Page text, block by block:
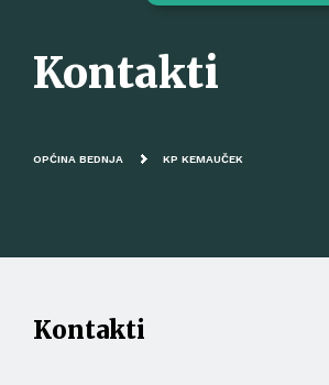
Kontakti
OPĆINA BEDNJA KP KEMAUČEK
Kontakti